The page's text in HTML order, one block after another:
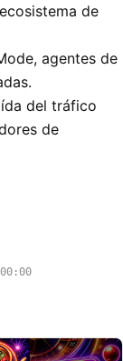
de
agentes de
del tráfico
de